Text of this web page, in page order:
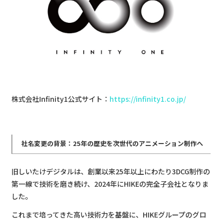
株式会社Infinity1公式サイト： https://infinity1.co.jp/
社名変更の背景：25年の歴史を次世代のアニメーション制作へ
旧しいたけデジタルは、創業以来25年以上にわたり3DCG制作の
第一線で技術を磨き続け、2024年にHIKEの完全子会社となりま
した。
これまで培ってきた高い技術力を基盤に、HIKEグループのグロ